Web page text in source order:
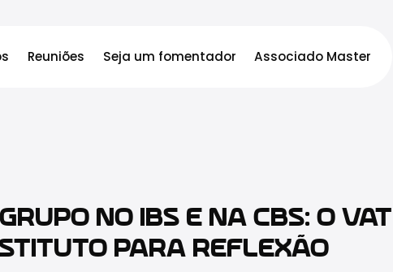
Reuniões Seja um fomentador Associado Master
NO IBS E NA CBS: O
PARA REFLEXÃO